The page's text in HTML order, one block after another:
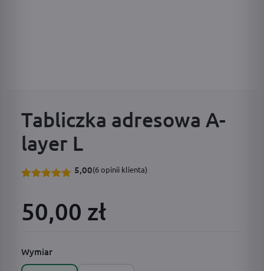
Tabliczka adresowa A-
layer L
na
podstawie
5,00(6opinii klienta)
50,00 zł
Wymiar